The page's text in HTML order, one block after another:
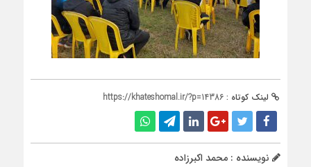
لینک کوتاه : https://khateshomal.ir/?p=14386
نویسنده : محمد اکبرزاده